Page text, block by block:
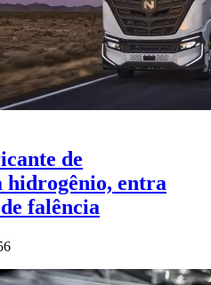
de
hidrogênio, entra
falência